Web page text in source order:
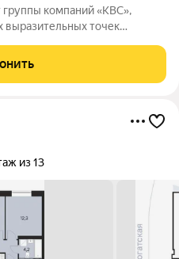
выразительных точек
символизирует порядок,
В
из 13